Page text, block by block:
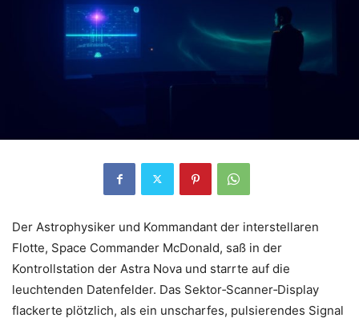
Der Astrophysiker und Kommandant der interstellaren
Flotte, Space Commander McDonald, saß in der
Kontrollstation der Astra Nova und starrte auf die
leuchtenden Datenfelder. Das Sektor‑Scanner‑Display
flackerte plötzlich, als ein unscharfes, pulsierendes Signal